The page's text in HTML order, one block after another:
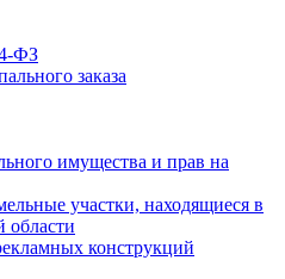
ФЗ
заказа
имущества и прав на
участки, находящиеся в
области
конструкций